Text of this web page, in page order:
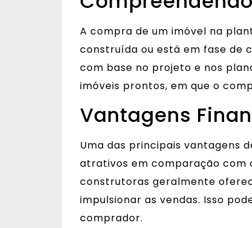
A compra de um imóvel na
construída ou está em fase de
com base no projeto e nos
imóveis prontos, em que o
Vantagens
Uma das principais vantagens
atrativos em comparação com
construtoras geralmente
impulsionar as vendas. Isso
comprador.